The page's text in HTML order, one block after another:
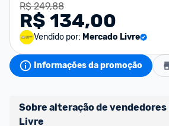
R$ 249,88
R$ 134,00
Vendido por: Mercado Livre
Informações da promoção
Sobre alteração de vendedores
Livre